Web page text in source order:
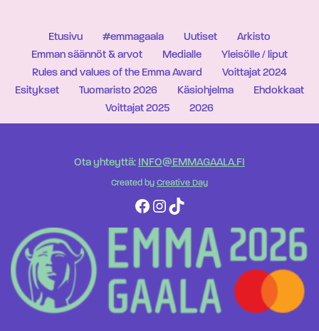
Etusivu #emmagaala Uutiset
Arkisto
Emman säännöt & arvot
Medialle
Yleisölle / liput
Rules and values of the Emma Award
Voittajat 2024
Esitykset
Tuomaristo 2026 Käsiohjelma
Ehdokkaat
Voittajat 2025
2026
Ota yhteyttä: INFO@EMMAGAALA.FI
Created by Creative Day